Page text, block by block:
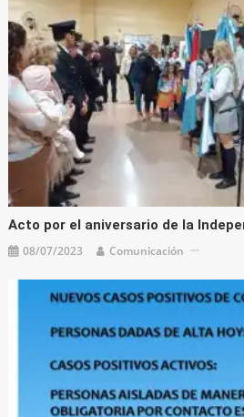
Acto por el aniversario de la
08/07/2023 Comunicación